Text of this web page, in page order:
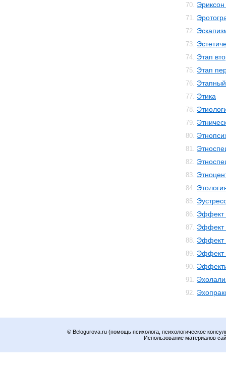
70.
71.
72.
73.
74. Этап
75. Этап
76.
77. Этика
78.
79.
80.
81.
82.
83.
84.
85.
86. Эффект
87. Эффект
88. Эффект
89. Эффект
90.
91.
92.
© Belogurova.ru (помощь психолога, психологическое
Использование материалов